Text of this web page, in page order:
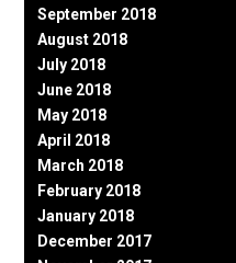
September 2018
August 2018
July 2018
June 2018
May 2018
April 2018
March 2018
February 2018
January 2018
December 2017